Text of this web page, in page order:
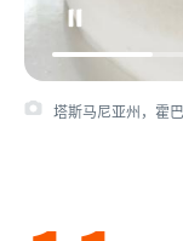
塔斯马尼亚州，霍